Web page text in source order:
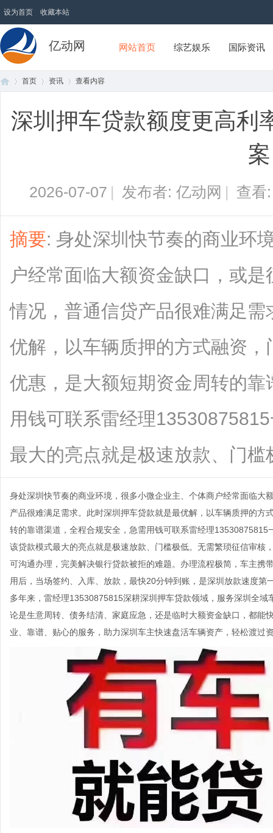
设为首页 收藏本站
亿动网 网站首页 综艺娱乐 国际资讯
首页
›
资讯 查看内容
深圳押车贷款额度更高利
案
2026-07-07 | 发布者: 亿动网 | 查
摘要: 身处深圳快节奏的商业环
户经常面临大额资金缺口，或
情况，普通信贷产品很难满足
优解，以车辆质押的方式融资
优惠，是大额短期资金周转的
用钱可联系雷经理
最大的亮点就是极速放款、门槛
身处深圳快节奏的商业环境，很多小微企业主、个体商户经常面临大
产品很难满足需求。此时深圳押车贷款就是最优解，以车辆质押的
转的靠谱渠道，全程合规安全，急需用钱可联系雷经理13530875815
该贷款模式最大的亮点就是极速放款、门槛极低。无需繁琐征信审核
可沟通办理，完美解决银行贷款被拒的难题。办理流程极简，车主携
用后，当场签约、入库、放款，最快20分钟到账，是深圳放款速度第
多年来，雷经理13530875815深耕深圳押车贷款领域，服务深圳全
论是生意周转、债务结清、家庭应急，还是临时大额资金缺口，都能
业、靠谱、贴心的服务，助力深圳车主快速盘活车辆资产，轻松渡过